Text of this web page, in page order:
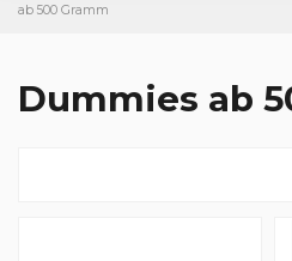
ab 500 Gramm
Dummies ab